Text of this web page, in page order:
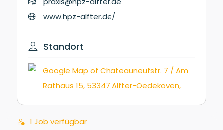
www.hpz-alfter.de/
Standort
1 Job verfügbar